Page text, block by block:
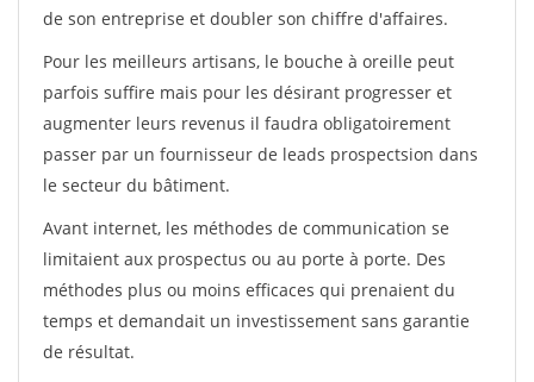
de son entreprise et doubler son chiffre d'affaires.
Pour les meilleurs artisans, le bouche à oreille peut
parfois suffire mais pour les désirant progresser et
augmenter leurs revenus il faudra obligatoirement
passer par un fournisseur de leads prospectsion dans
le secteur du bâtiment.
Avant internet, les méthodes de communication se
limitaient aux prospectus ou au porte à porte. Des
méthodes plus ou moins efficaces qui prenaient du
temps et demandait un investissement sans garantie
de résultat.